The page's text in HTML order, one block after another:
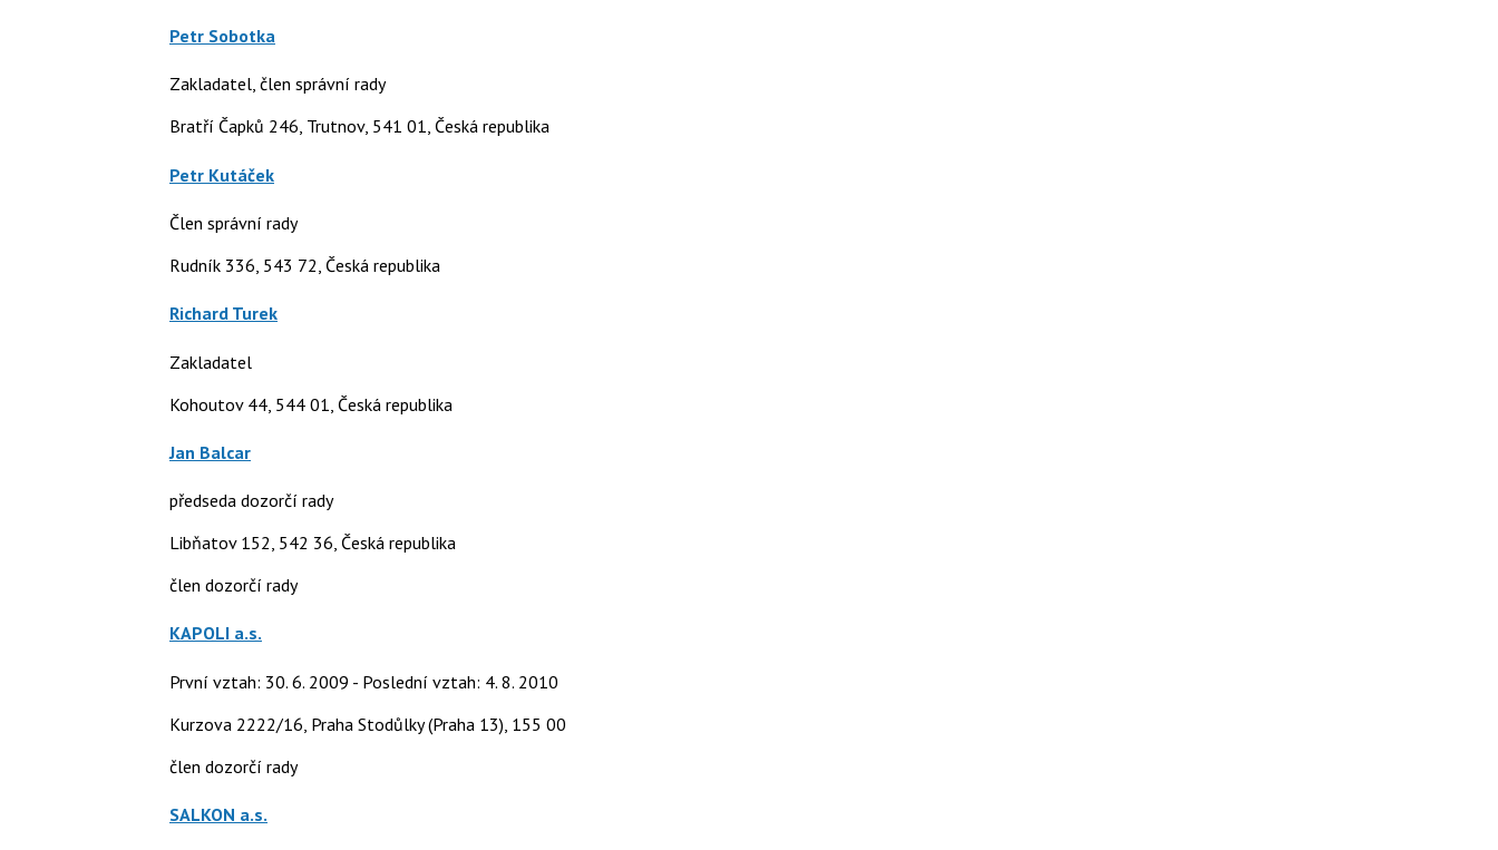
Petr Sobotka
Zakladatel, člen správní rady
Bratří Čapků 246, Trutnov, 541 01, Česká republika
Petr Kutáček
Člen správní rady
Rudník 336, 543 72, Česká republika
Richard Turek
Zakladatel
Kohoutov 44, 544 01, Česká republika
Jan Balcar
předseda dozorčí rady
Libňatov 152, 542 36, Česká republika
člen dozorčí rady
KAPOLI a.s.
První vztah: 30. 6. 2009 - Poslední vztah: 4. 8. 2010
Kurzova 2222/16, Praha Stodůlky (Praha 13), 155 00
člen dozorčí rady
SALKON a.s.